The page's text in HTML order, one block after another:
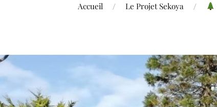
Accueil Le Projet Sekoya